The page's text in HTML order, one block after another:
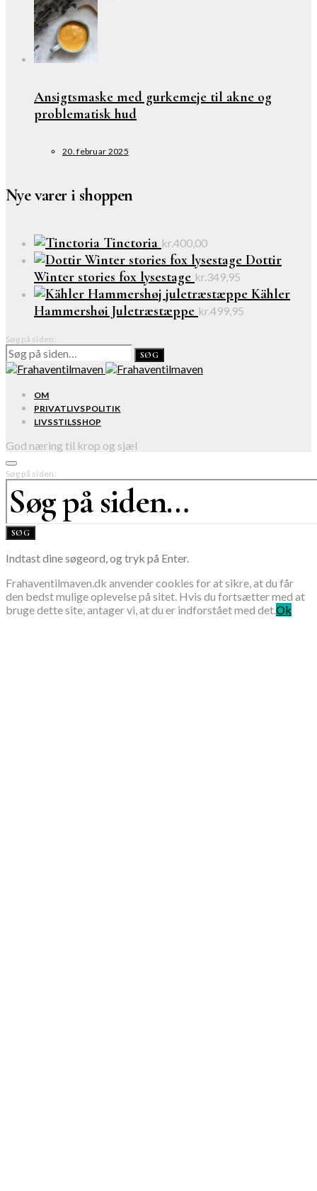
Ansigtsmaske med gurkemeje til akne og
problematisk hud
20. februar 2025
Nye varer i shoppen
Tinctoria kr.400,00
Dottir
Winter stories fox lysestage kr. 349,95
Kähler
Hammershøi Juletræstæppe kr.499,95
Søg på siden:
SØG
OM
PRIVATLIVSPOLITIK
LIVSSTILSSHOP
God næring til krop og sjæl
Søg på siden:
SØG
Indtast dine søgeord, og tryk på Enter.
Frahaventilmaven.dk anvender cookies for at sikre, at du får
den bedst mulige oplevelse på sitet. Hvis du fortsætter med at
bruge dette site, antager vi, at du er indforstået med det.Ok